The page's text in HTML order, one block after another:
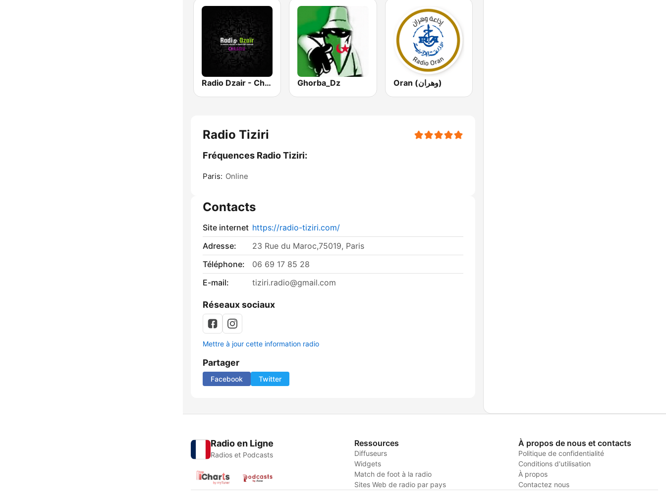
Radio Dzair - Chaabia (الشعبية) Ghorba_Dz Oran (وهران)
Radio Tiziri
Fréquences Radio Tiziri:
Paris: Online
Contacts
Site internet https://radio-tiziri.com/
Adresse:
23 Rue du Maroc,75019, Paris
Téléphone:
06 69 17 85 28
E-mail:
tiziri.radio@gmail.com
Réseaux sociaux
Mettre à jour cette information radio
Partager
Facebook Twitter
Radio en Ligne
Radios et Podcasts
Ressources
Diffuseurs
Widgets
Match de foot à la radio
Sites Web de radio par pays
À propos de nous et contacts
Politique de confidentialité
Conditions d'utilisation
À propos
Contactez nous